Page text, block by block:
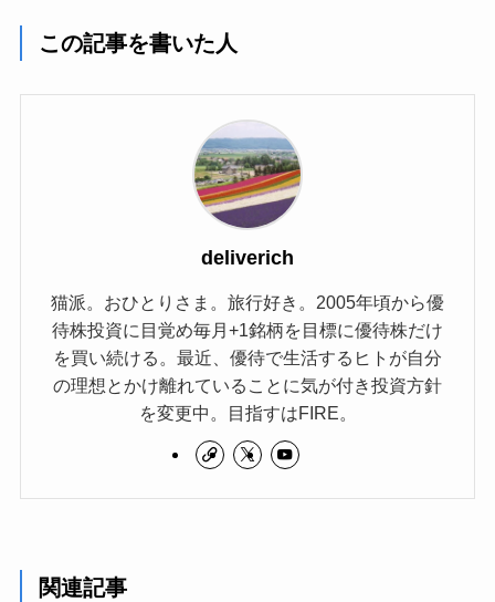
この記事を書いた人
deliverich
猫派。おひとりさま。旅行好き。2005年頃から優
待株投資に目覚め毎月+1銘柄を目標に優待株だけ
を買い続ける。最近、優待で生活するヒトが自分
の理想とかけ離れていることに気が付き投資方針
を変更中。目指すはFIRE。
関連記事